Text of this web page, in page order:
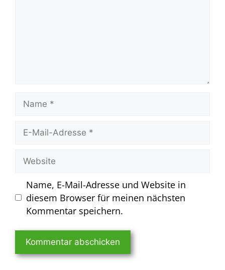
Name, E-Mail-Adresse und Website in
diesem Browser für meinen nächsten
Kommentar speichern.